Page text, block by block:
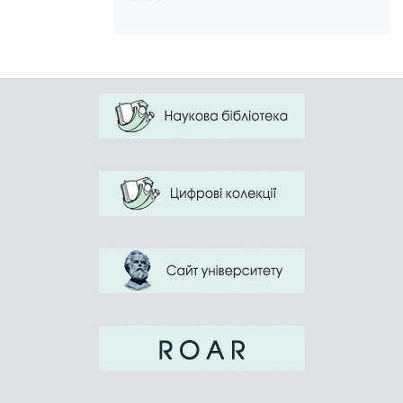
experiment allowed us to reveal an
increase in technical indicators at the final
the studied technical indicators. All of the
above is evidence of the effectiveness of
have developed.